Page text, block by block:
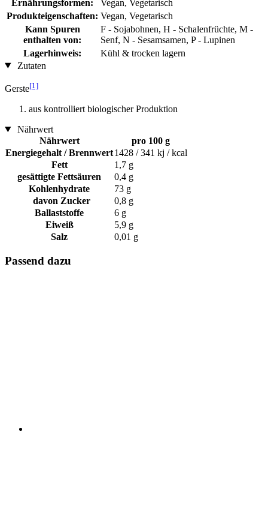
Ernährungsformen:
Vegan, Vegetarisch
Produkteigenschaften: Vegan, Vegetarisch
Kann Spuren
enthalten von:
F - Sojabohnen, H - Schalenfrüchte, M -
Senf, N - Sesamsamen, P - Lupinen
Lagerhinweis:
Kühl & trocken lagern
Zutaten
Gerste[1]
aus kontrolliert biologischer Produktion
Nährwert
Nährwert
pro 100 g
Energiegehalt / Brennwert1428 / 341 kj / kcal
Fett
1,7 g
gesättigte Fettsäuren
0,4 g
Kohlenhydrate
73 g
davon Zucker
0,8 g
Ballaststoffe
6 g
Eiweiß
5,9 g
Salz
0,01 g
Passend dazu